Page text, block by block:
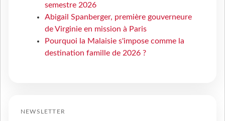
semestre 2026
Abigail Spanberger, première gouverneure
de Virginie en mission à Paris
Pourquoi la Malaisie s'impose comme la
destination famille de 2026 ?
NEWSLETTER